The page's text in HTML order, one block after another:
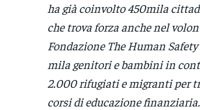
ha già coinvolto 450mila
che trova forza anche nel
Fondazione The Human
mila genitori e bambini in
2.000 rifugiati e migranti per
corsi di educazione